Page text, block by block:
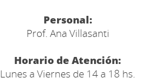
Personal:
Prof. Ana Villasanti
Horario de Atención:
Lunes a Viernes de 14 a 18 hs.